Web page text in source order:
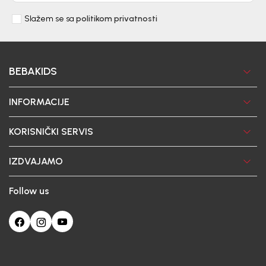
Slažem se sa politikom privatnosti
BEBAKIDS
INFORMACIJE
KORISNIČKI SERVIS
IZDVAJAMO
Follow us